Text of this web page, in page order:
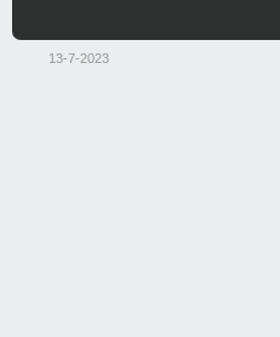
13-7-2023